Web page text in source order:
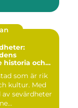
historia och
som är rik
kultur. Med
sevärdheter